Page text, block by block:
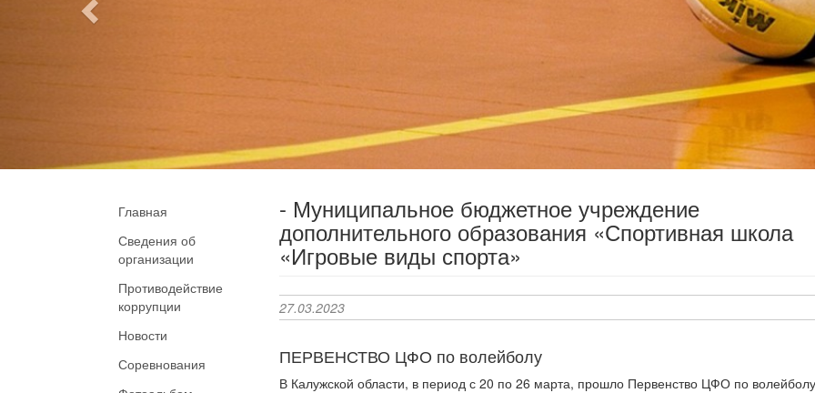
Главная
Сведения об
организации
Противодействие
коррупции
Новости
Соревнования
- Муниципальное бюджетное учреждение
дополнительного образования «Спортивная школа
«Игровые виды спорта»
27.03.2023
ПЕРВЕНСТВО ЦФО по волейболу
В Калужской области, в период с 20 по 26 марта, прошло Первенство ЦФО по